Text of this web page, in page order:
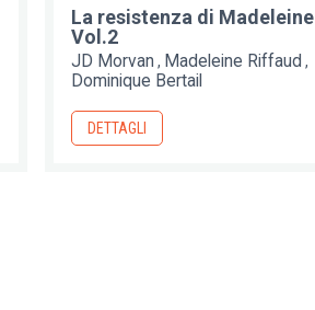
La resistenza di Madeleine
Vol.2
JD Morvan Madeleine Riffaud
Dominique Bertail
DETTAGLI